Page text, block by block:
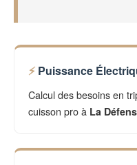
Puissance
Calcul des besoins en
cuisson pro à La